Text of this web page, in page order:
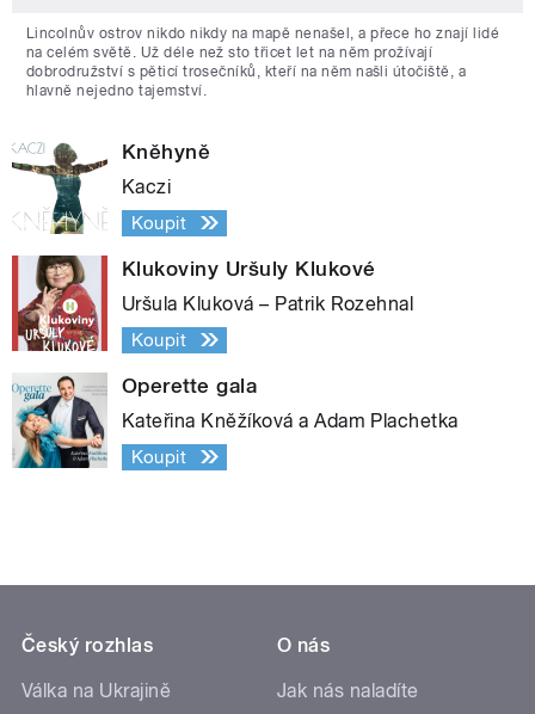
Lincolnův ostrov nikdo nikdy na mapě nenašel, a přece ho znají lidé
na celém světě. Už déle než sto třicet let na něm prožívají
dobrodružství s pěticí trosečníků, kteří na něm našli útočiště, a
hlavně nejedno tajemství.
Kněhyně
Kaczi
Koupit
Klukoviny Uršuly Klukové
Uršula Kluková – Patrik Rozehnal
Koupit
Operette gala
Kateřina Kněžíková a Adam Plachetka
Koupit
Český rozhlas
Válka na Ukrajině
O nás
Jak nás naladíte